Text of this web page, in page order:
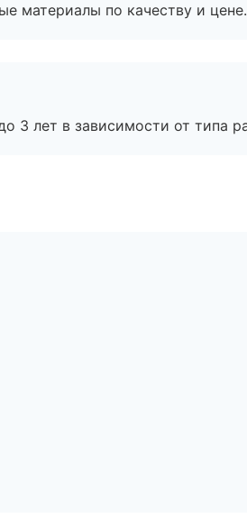
материалы по качеству и цене.
3 лет в зависимости от типа